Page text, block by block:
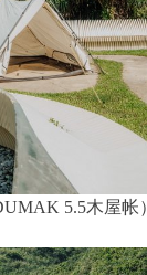
5.5木屋帐）